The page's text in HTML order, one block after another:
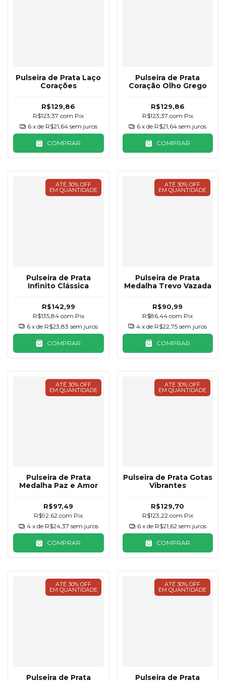
Pulseira de Prata Laço
Corações
R$129,86
R$123,37com Pix
6 x de R$21,64 sem juros
COMPRAR
Pulseira de Prata
Coração Olho Grego
R$129,86
R$123,37 com Pix
6 x de R$21,64 sem juros
COMPRAR
ATÉ 30% OFF
EM QUANTIDADE
Pulseira de Prata
Infinito Clássica
R$142,99
R$135,84 com Pix
6 x de R$23,83 sem juros
COMPRAR
ATÉ 30% OFF
EM QUANTIDADE
Pulseira de Prata
Medalha Trevo Vazada
R$90,99
R$86,44com Pix
4 x de R$22,75 sem juros
COMPRAR
ATÉ 30% OFF
EM QUANTIDADE
Pulseira de Prata
Medalha Paz e Amor
R$97,49
R$92,62com Pix
4 x de R$24,37 sem juros
COMPRAR
ATÉ 30% OFF
EM QUANTIDADE
Pulseira de Prata Gotas
Vibrantes
R$129,70
R$123,22 com Pix
6 x de R$21,62 sem juros
COMPRAR
ATÉ 30% OFF
EM QUANTIDADE
Pulseira de Prata
ATÉ 30% OFF
EM QUANTIDADE
Pulseira de Prata